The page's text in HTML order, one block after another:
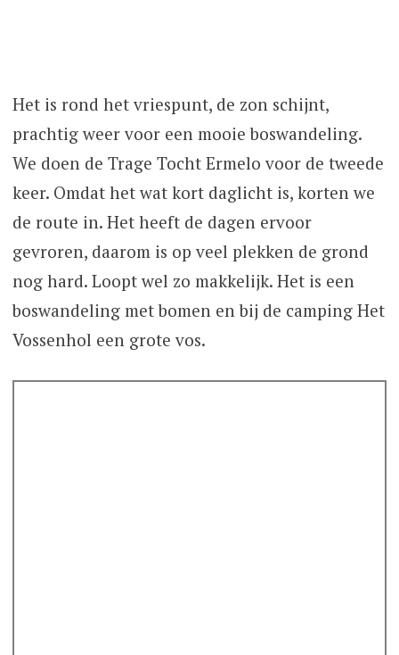
Het is rond het vriespunt, de zon schijnt,
prachtig weer voor een mooie boswandeling.
We doen de Trage Tocht Ermelo voor de tweede
keer. Omdat het wat kort daglicht is, korten we
de route in. Het heeft de dagen ervoor
gevroren, daarom is op veel plekken de grond
nog hard. Loopt wel zo makkelijk. Het is een
boswandeling met bomen en bij de camping Het
Vossenhol een grote vos.